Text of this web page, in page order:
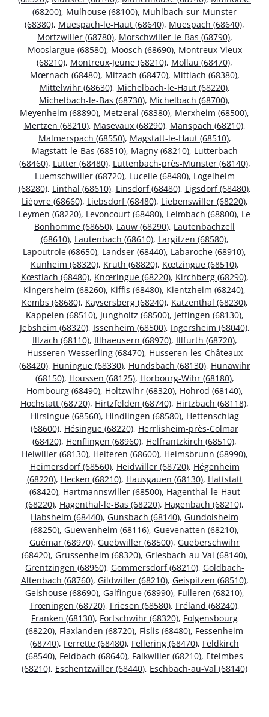
(68200), Mulhouse (68100), Muhlbach-sur-Munster
(68380), Muespach-le-Haut (68640), Muespach (68640),
Mortzwiller (68780), Morschwiller-le-Bas (68790),
Mooslargue (68580), Moosch (68690), Montreux-Vieux
(68210), Montreux-Jeune (68210), Mollau (68470),
Mœrnach (68480), Mitzach (68470), Mittlach (68380),
Mittelwihr (68630), Michelbach-le-Haut (68220),
Michelbach-le-Bas (68730), Michelbach (68700),
Meyenheim (68890), Metzeral (68380), Merxheim (68500),
Mertzen (68210), Masevaux (68290), Manspach (68210),
Malmerspach (68550), Magstatt-le-Haut (68510),
Magstatt-le-Bas (68510), Magny (68210), Lutterbach
(68460), Lutter (68480), Luttenbach-près-Munster (68140),
Luemschwiller (68720), Lucelle (68480), Logelheim
(68280), Linthal (68610), Linsdorf (68480), Ligsdorf (68480),
Lièpvre (68660), Liebsdorf (68480), Liebenswiller (68220),
Leymen (68220), Levoncourt (68480), Leimbach (68800), Le
Bonhomme (68650), Lauw (68290), Lautenbachzell
(68610), Lautenbach (68610), Largitzen (68580),
Lapoutroie (68650), Landser (68440), Labaroche (68910),
Kunheim (68320), Kruth (68820), Kœtzingue (68510),
Kœstlach (68480), Knœringue (68220), Kirchberg (68290),
Kingersheim (68260), Kiffis (68480), Kientzheim (68240),
Kembs (68680), Kaysersberg (68240), Katzenthal (68230),
Kappelen (68510), Jungholtz (68500), Jettingen (68130),
Jebsheim (68320), Issenheim (68500), Ingersheim (68040),
Illzach (68110), Illhaeusern (68970), Illfurth (68720),
Husseren-Wesserling (68470), Husseren-les-Châteaux
(68420), Huningue (68330), Hundsbach (68130), Hunawihr
(68150), Houssen (68125), Horbourg-Wihr (68180),
Hombourg (68490), Holtzwihr (68320), Hohrod (68140),
Hochstatt (68720), Hirtzfelden (68740), Hirtzbach (68118),
Hirsingue (68560), Hindlingen (68580), Hettenschlag
(68600), Hésingue (68220), Herrlisheim-près-Colmar
(68420), Henflingen (68960), Helfrantzkirch (68510),
Heiwiller (68130), Heiteren (68600), Heimsbrunn (68990),
Heimersdorf (68560), Heidwiller (68720), Hégenheim
(68220), Hecken (68210), Hausgauen (68130), Hattstatt
(68420), Hartmannswiller (68500), Hagenthal-le-Haut
(68220), Hagenthal-le-Bas (68220), Hagenbach (68210),
Habsheim (68440), Gunsbach (68140), Gundolsheim
(68250), Guewenheim (68116), Guevenatten (68210),
Guémar (68970), Guebwiller (68500), Gueberschwihr
(68420), Grussenheim (68320), Griesbach-au-Val (68140),
Grentzingen (68960), Gommersdorf (68210), Goldbach-
Altenbach (68760), Gildwiller (68210), Geispitzen (68510),
Geishouse (68690), Galfingue (68990), Fulleren (68210),
Frœningen (68720), Friesen (68580), Fréland (68240),
Franken (68130), Fortschwihr (68320), Folgensbourg
(68220), Flaxlanden (68720), Fislis (68480), Fessenheim
(68740), Ferrette (68480), Fellering (68470), Feldkirch
(68540), Feldbach (68640), Falkwiller (68210), Eteimbes
(68210), Eschentzwiller (68440), Eschbach-au-Val (68140)